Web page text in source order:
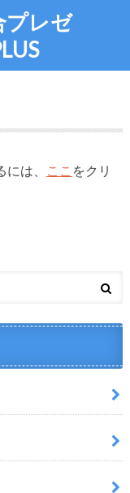
プレゼ
は、 ここ をクリ